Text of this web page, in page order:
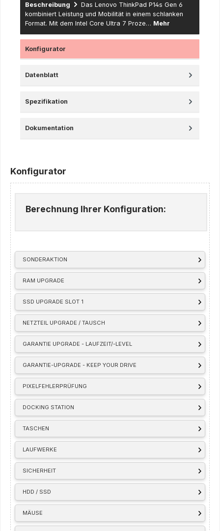
Beschreibung
Das Lenovo ThinkPad P14s Gen 6
kombiniert Leistung und Mobilität in einem schlanken
Format. Mit dem Intel Core Ultra 7 Proze… Mehr
Konfigurator
Datenblatt
Spezifikation
Dokumentation
Konfigurator
SONDERAKTION
RAM UPGRADE
SSD UPGRADE SLOT 1
NETZTEIL UPGRADE / TAUSCH
GARANTIE UPGRADE - LAUFZEIT/-LEVEL
GARANTIE-UPGRADE - KEEP YOUR DRIVE
PIXELFEHLERPRÜFUNG
DOCKING STATION
TASCHEN
LAUFWERKE
SICHERHEIT
HDD / SSD
MÄUSE
Berechnung Ihrer Konfiguration: